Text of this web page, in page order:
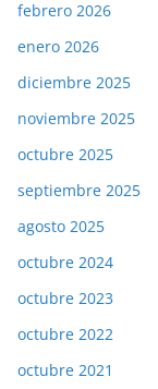
febrero 2026
enero 2026
diciembre 2025
noviembre 2025
octubre 2025
septiembre 2025
agosto 2025
octubre 2024
octubre 2023
octubre 2022
octubre 2021